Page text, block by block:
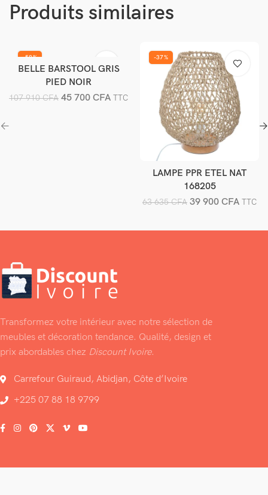
Produits similaires
-58%
Ajouter au panier
BELLE BARSTOOL GRIS
PIED NOIR
107 910CFA 45 700 CFA TTC
-37%
Ajouter au panier
LAMPE PPR ETEL NAT
168205
63 635CFA 39 900 CFA TTC
Transformez votre intérieur avec notre sélection de
meubles et décoration tendance. Qualité, design et
prix abordables chez Discount Ivoire.
Carrefour Guiraud, Abidjan, Côte d’Ivoire
+225 07 88 18 9799